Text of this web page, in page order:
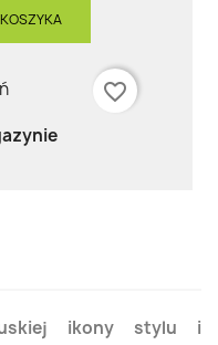
favorite_border
ikony stylu i